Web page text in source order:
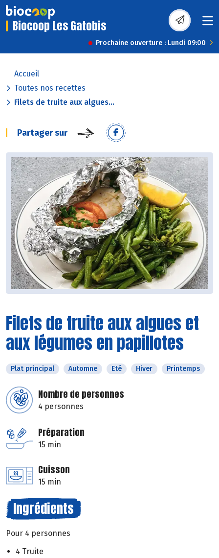
Biocoop Les Gatobis
Prochaine ouverture : Lundi 09:00
Accueil
Toutes nos recettes
Filets de truite aux algues...
Partager sur
Filets de truite aux algues et
aux légumes en papillotes
Plat principal Automne Eté Hiver Printemps
Nombre de personnes
4 personnes
Préparation
15 min
Cuisson
15 min
Ingrédients
Pour 4 personnes
4 Truite